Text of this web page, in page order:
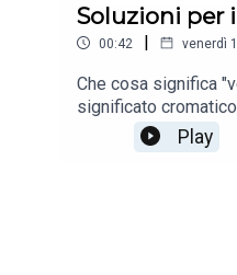
Soluzioni per
00:42 | venerdì
Che cosa significa
significato
importante del
nell'ambito della
Play